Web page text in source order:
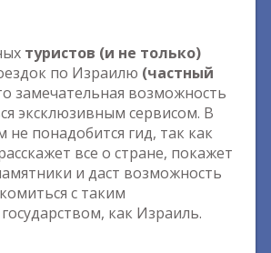
туристов (и не только)
по Израилю (частный
замечательная возможность
эксклюзивным сервисом. В
не понадобится гид, так как
все о стране, покажет
и даст возможность
с таким
как Израиль.